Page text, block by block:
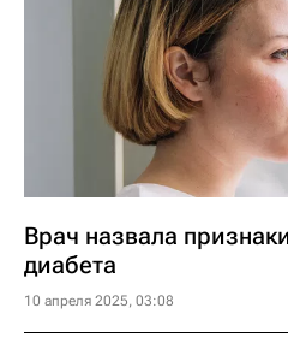
Врач назвала
диабета
10 апреля 2025, 03:08